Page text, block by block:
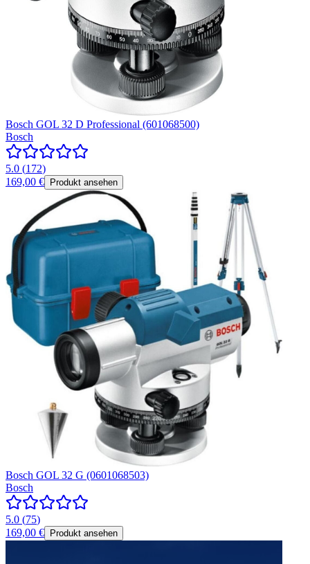
Bosch GOL 32 D Professional (601068500)
Bosch
5.0 (172)
169,00 €
Produkt ansehen
Bosch GOL 32 G (0601068503)
Bosch
5.0 (75)
169,00 €
Produkt ansehen